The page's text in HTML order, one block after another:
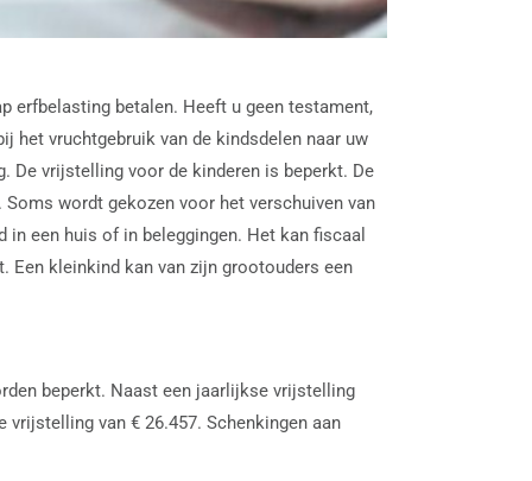
erfbelasting betalen. Heeft u geen testament,
het vruchtgebruik van de kindsdelen naar uw
De vrijstelling voor de kinderen is beperkt. De
wordt gekozen voor het verschuiven van
een huis of in beleggingen. Het kan fiscaal
Een kleinkind kan van zijn grootouders een
beperkt. Naast een jaarlijkse vrijstelling
vrijstelling van € 26.457. Schenkingen aan